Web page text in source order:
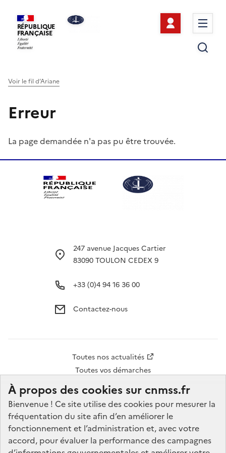
À propos des cookies sur cnmss.fr
Bienvenue ! Ce site utilise des cookies pour mesurer la
fréquentation du site afin d’en améliorer le
fonctionnement et l’administration et, avec votre
accord, pour évaluer la performance des campagnes
RÉPUBLIQUE
FRANÇAISE
Se
Voir le fil d’Ariane
Erreur
La page demandée n'a pas pu être trouvée.
pied
de
page
Toutes nos actualités
Toutes vos démarches
247 avenue Jacques Cartier
83090 TOULON CEDEX 9
+33 (0)4 94 16 36 00
Contactez-nous
Réseaux
sociaux